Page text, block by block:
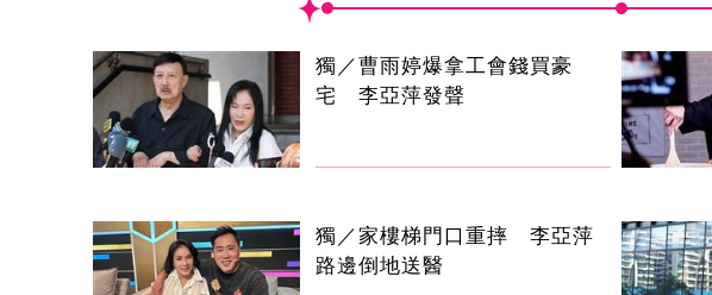
獨／曹雨婷爆拿工會錢買豪
宅 李亞萍發聲
獨／家樓梯門口重摔 李亞萍
路邊倒地送醫